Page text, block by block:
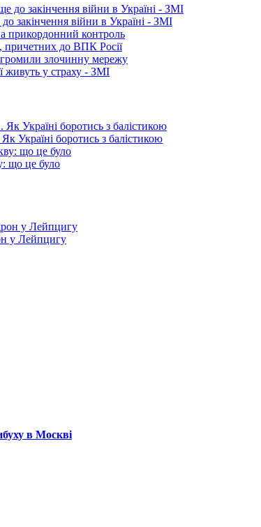
закінчення війни в Україні - ЗМІ
прикордонний контроль
причетних до ВПК Росії
злочинну мережу
живуть у страху - ЗМІ
Україні боротись з балістикою
що це було
у Лейпцигу
в Москві